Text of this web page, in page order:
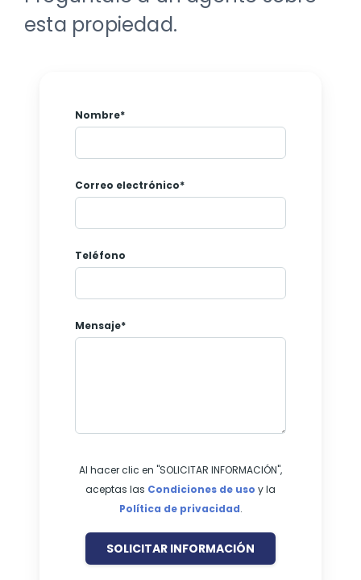
esta propiedad.
Nombre*
Correo electrónico*
Teléfono
Mensaje*
Al hacer clic en "SOLICITAR INFORMACIÓN",
aceptas las Condiciones de uso y la
Política de privacidad.
SOLICITAR INFORMACIÓN